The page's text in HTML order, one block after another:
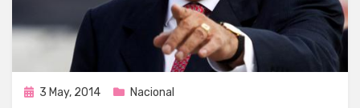
Publicada
3 May, 2014 Nacional